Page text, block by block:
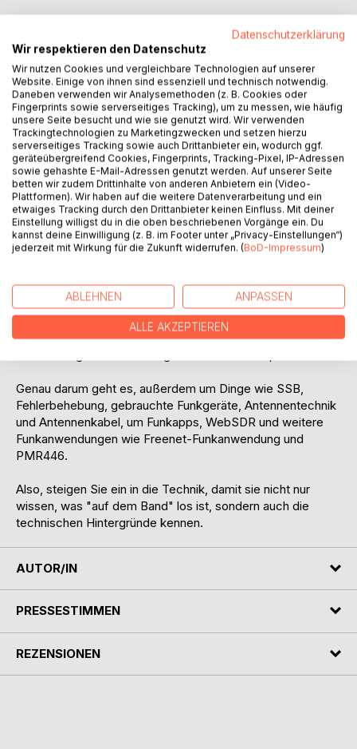
In diesem Buch, dem 2. Band zu CB-Funk - der neue
Einstieg, geht es noch mehr um die Technik des CB-Funks
als im ersten Band.
Sie lernen mehr über den Aufbau und die Funktion der
Funkgeräte, erhalten Informationen über die
Antennentechnik und erfahren, was es für nützliches
Zubehör für den CB-Funk gibt.
Möchten Sie wissen, was für Komponenten in so einem
CB-Funkgerät enthalten sind und wie diese funktionieren?
Interessieren Sie sich dafür, warum der Abgleich der
Geräte so wichtig ist?
und wissen, woher diese kommen?
Hat Sie schon immer interessiert, wie die Sprache per Funk
übertragen wird und welche wichtige Rolle dabei die
Genau darum geht es, außerdem um Dinge wie SSB,
Fehlerbehebung, gebrauchte Funkgeräte, Antennentechnik
und Antennenkabel, um Funkapps, WebSDR und weitere
Funkanwendungen wie Freenet-Funkanwendung und
PMR446.
Also, steigen Sie ein in die Technik, damit sie nicht nur
wissen, was "auf dem Band" los ist, sondern auch die
technischen Hintergründe kennen.
AUTOR/IN
PRESSESTIMMEN
REZENSIONEN
Datenschutzerklärung
Wir respektieren den Datenschutz
Wir nutzen Cookies und vergleichbare Technologien auf unserer
Website. Einige von ihnen sind essenziell und technisch notwendig.
Daneben verwenden wir Analysemethoden (z. B. Cookies oder
Fingerprints sowie serverseitiges Tracking), um zu messen, wie häufig
unsere Seite besucht und wie sie genutzt wird. Wir verwenden
Trackingtechnologien zu Marketingzwecken und setzen hierzu
serverseitiges Tracking sowie auch Drittanbieter ein, wodurch ggf.
geräteübergreifend Cookies, Fingerprints, Tracking-Pixel, IP-Adressen
sowie gehashte E-Mail-Adressen genutzt werden. Auf unserer Seite
betten wir zudem Drittinhalte von anderen Anbietern ein (Video-
Plattformen). Wir haben auf die weitere Datenverarbeitung und ein
etwaiges Tracking durch den Drittanbieter keinen Einfluss. Mit deiner
Einstellung willigst du in die oben beschriebenen Vorgänge ein. Du
kannst deine Einwilligung (z. B. im Footer unter „Privacy-Einstellungen“)
jederzeit mit Wirkung für die Zukunft widerrufen. (BoD-Impressum)
ABLEHNEN ANPASSEN
ALLE AKZEPTIEREN